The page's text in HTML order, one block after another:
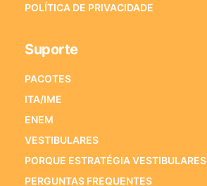
POLÍTICA DE PRIVACIDADE
Suporte
PACOTES
ITA/IME
ENEM
VESTIBULARES
PORQUE ESTRATÉGIA VESTIBULARES
PERGUNTAS FREQUENTES